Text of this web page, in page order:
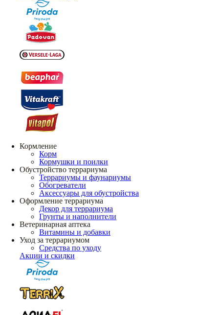
Кормление
Корм
Кормушки и поилки
Обустройство террариума
Террариумы и фаунариумы
Обогреватели
Аксессуары для обустройства
Оформление террариума
Декор для террариума
Грунты и наполнители
Ветеринарная аптека
Витамины и добавки
Уход за террариумом
Средства по уходу
Акции и скидки